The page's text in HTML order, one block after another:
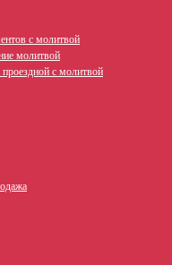
с молитвой
молитвой
с молитвой